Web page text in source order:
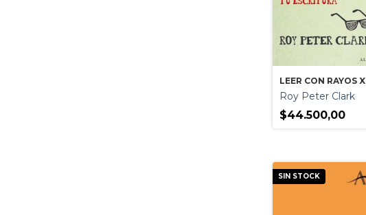
LEER CON RAYOS X
Roy Peter Clark
$44.500,00
SIN STOCK